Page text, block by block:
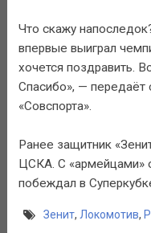
Что скажу
впервые выиграл
хочется поздравить.
Спасибо», — передаёт
«Совспорта».
Ранее защитник
ЦСКА. С «армейцами»
побеждал в
Зенит, Локомотив,